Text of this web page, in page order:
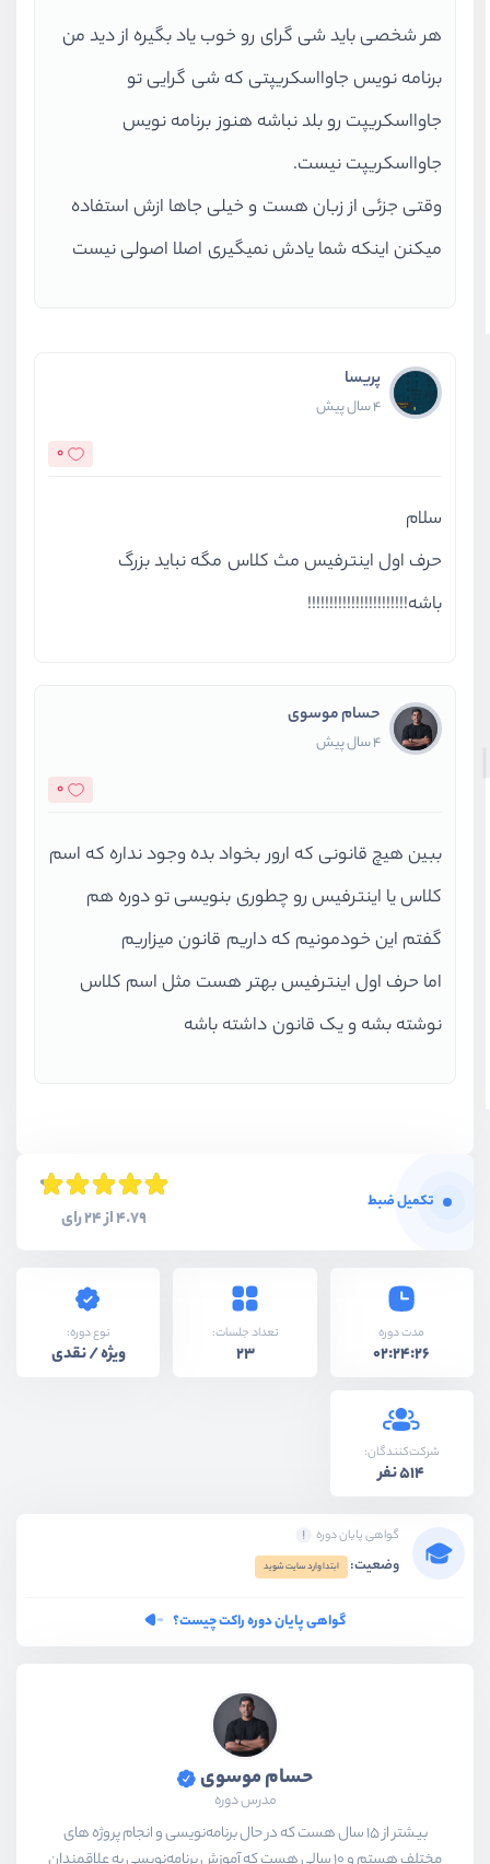
هر شخصی باید شی گرای رو خوب یاد بگیره از دید من
برنامه نویس جاوااسکریپتی که شی گرایی تو
جاوااسکریپت رو بلد نباشه هنوز برنامه نویس
جاوااسکریپت نیست.
وقتی جزئی از زبان هست و خیلی جاها ازش استفاده
میکنن اینکه شما یادش نمیگیری اصلا اصولی نیست
پریسا
4 سال پیش
0
سلام
حرف اول اینترفیس مث کلاس مگه نباید بزرگ
باشه!!!!!!!!!!!!!!!!!!!!!!!
حسام موسوی
4 سال پیش
0
ببین هیچ قانونی که ارور بخواد بده وجود نداره که اسم
کلاس یا اینترفیس رو چطوری بنویسی تو دوره هم
گفتم این خودمونیم که داریم قانون میزاریم
اما حرف اول اینترفیس بهتر هست مثل اسم کلاس
نوشته بشه و یک قانون داشته باشه
تکمیل ضبط
4.79 از 24 رای
مدت دوره
02:24:26
تعداد جلسات:
23
نوع دوره:
ویژه / نقدی
شرکت‌کنندگان:
514 نفر
گواهی پایان دوره
وضعیت: ابتدا وارد سایت شوید
گواهی پایان دوره راکت چیست؟
حسام موسوی
مدرس دوره
بیشتر از ۱۵ سال هست که در حال برنامه‌نویسی و انجام پروژه های